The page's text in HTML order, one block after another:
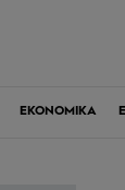
EKONOMIKA